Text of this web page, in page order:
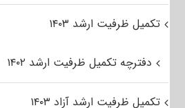
تکمیل ظرفیت ارشد ۱۴۰۳
دفترچه تکمیل ظرفیت ارشد ۱۴۰۲
تکمیل ظرفیت ارشد آزاد ۱۴۰۳